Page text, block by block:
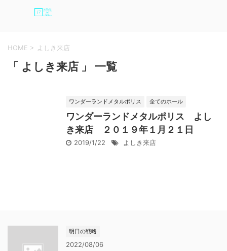
HOME > よしき来店
「 よしき来店 」 一覧
ワンダーランドメタルポリス 全てのホール
ワンダーランドメタルポリス よし
き来店 ２０１９年１月２１日
2019/1/22 よしき来店
明日の戦略
2022/08/06